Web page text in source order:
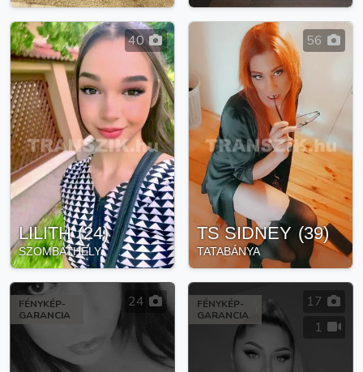
40
LILITH (24)
SZOMBATHELY
56
TS SIDNEY (39)
TATABÁNYA
FÉNYKÉP-
GARANCIA
24
FÉNYKÉP-
GARANCIA
17
1